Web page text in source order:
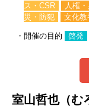
ス・CSR
人権
災・防犯
文化教
・開催の目的 啓発
室山哲也（む